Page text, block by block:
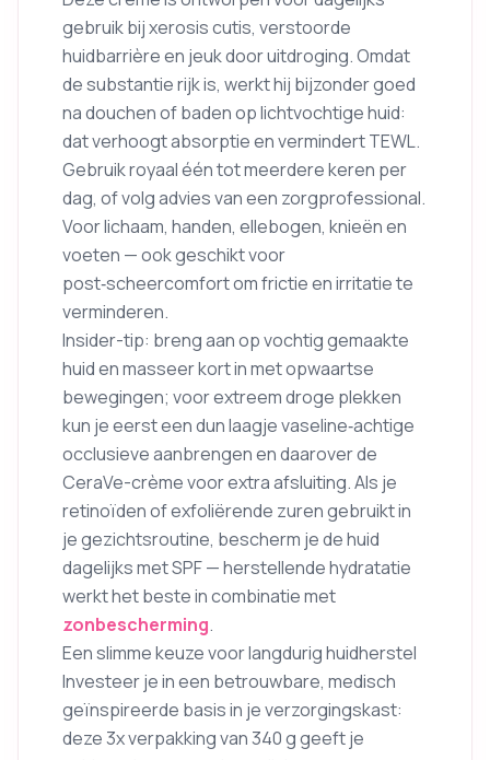
gebruik bij xerosis cutis, verstoorde
huidbarrière en jeuk door uitdroging. Omdat
de substantie rijk is, werkt hij bijzonder goed
na douchen of baden op lichtvochtige huid:
dat verhoogt absorptie en vermindert TEWL.
Gebruik royaal één tot meerdere keren per
dag, of volg advies van een zorgprofessional.
Voor lichaam, handen, ellebogen, knieën en
voeten — ook geschikt voor
post‑scheercomfort om frictie en irritatie te
verminderen.
Insider-tip: breng aan op vochtig gemaakte
huid en masseer kort in met opwaartse
bewegingen; voor extreem droge plekken
kun je eerst een dun laagje vaseline‑achtige
occlusieve aanbrengen en daarover de
CeraVe-crème voor extra afsluiting. Als je
retinoïden of exfoliërende zuren gebruikt in
je gezichtsroutine, bescherm je de huid
dagelijks met SPF — herstellende hydratatie
werkt het beste in combinatie met
zonbescherming.
Een slimme keuze voor langdurig huidherstel
Investeer je in een betrouwbare, medisch
geïnspireerde basis in je verzorgingskast:
deze 3x verpakking van 340 g geeft je